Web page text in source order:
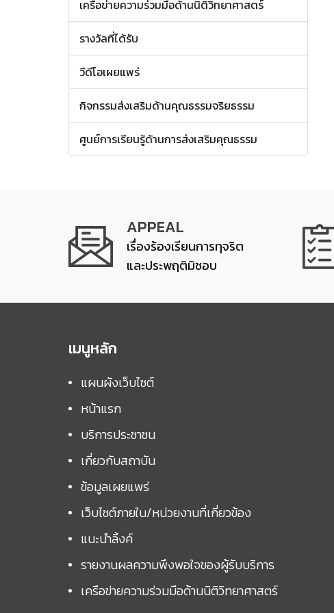
เครือข่ายความร่วมมือด้านนิติวิทยาศาสตร์
รางวัลที่ได้รับ
วีดีโอเผยแพร่
กิจกรรมส่งเสริมด้านคุณธรรมจริยธรรม
ศูนย์การเรียนรู้ด้านการส่งเสริมคุณธรรม
APPEAL
เรื่องร้องเรียนการทุจริต
และประพฤติมิชอบ
เมนูหลัก
แผนผังเว็บไซต์
หน้าแรก
บริการประชาชน
เกี่ยวกับสถาบัน
ข้อมูลเผยแพร่
เว็บไซต์ภายใน/หน่วยงานที่เกี่ยวข้อง
แนะนำลิ้งค์
รายงานผลความพึงพอใจของผู้รับบริการ
เครือข่ายความร่วมมือด้านนิติวิทยาศาสตร์